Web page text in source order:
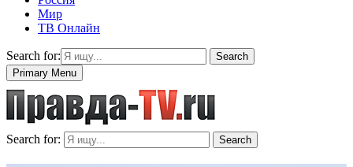
Мир
ТВ Онлайн
Search for:
Search
Primary Menu
Search for: Search